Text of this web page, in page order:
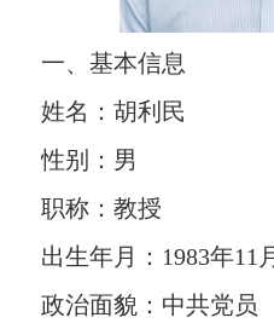
一、基本信息
姓名：胡利民
性别：男
职称：教授
出生年月：1983年11
政治面貌：中共党员